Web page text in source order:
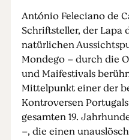
António Feleciano de
Schriftsteller, der Lapa
natürlichen
Mondego – durch die
und Maifestivals
Mittelpunkt einer der
Kontroversen
gesamten 19.
–, die einen